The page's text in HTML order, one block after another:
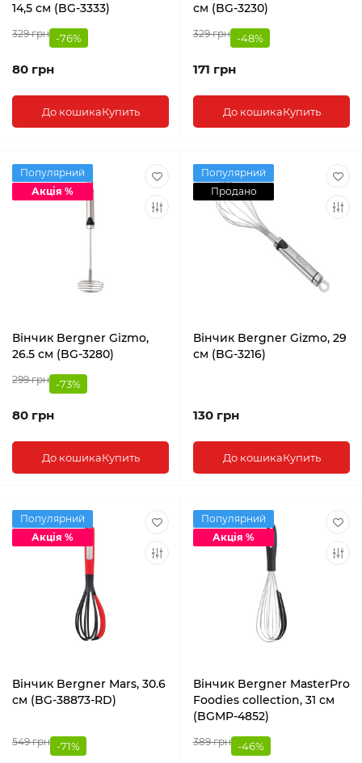
14,5 см (BG-3333)
329 грн -76%
80 грн
До кошикаКупить
см (BG-3230)
329 грн -48%
171 грн
До кошикаКупить
Популярний
Акція %
Вінчик Bergner Gizmo,
26.5 см (BG-3280)
299 грн -73%
80 грн
До кошикаКупить
Популярний
Продано
Вінчик Bergner Gizmo, 29
см (BG-3216)
130 грн
До кошикаКупить
Популярний
Акція %
Вінчик Bergner Mars, 30.6
см (BG-38873-RD)
549 грн -71%
Популярний
Акція %
Вінчик Bergner MasterPro
Foodies collection, 31 см
(BGMP-4852)
389 грн -46%